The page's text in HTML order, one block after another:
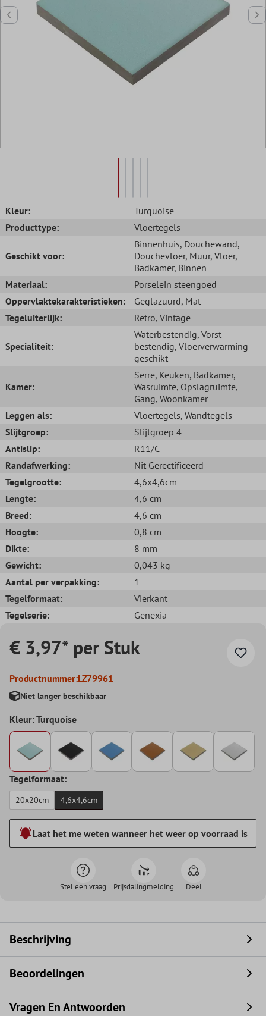
Kleur:
Turquoise
Producttype:
Vloertegels
Geschikt voor:
Binnenhuis, Douchewand,
Douchevloer, Muur, Vloer,
Badkamer, Binnen
Materiaal:
Porselein steengoed
Oppervlaktekarakteristieken:
Geglazuurd, Mat
Tegeluiterlijk:
Retro, Vintage
Specialiteit:
Waterbestendig, Vorst-
bestendig, Vloerverwarming
geschikt
Kamer:
Serre, Keuken, Badkamer,
Wasruimte, Opslagruimte,
Gang, Woonkamer
Leggen als:
Vloertegels, Wandtegels
Slijtgroep:
Slijtgroep 4
Antislip:
R11/C
Randafwerking:
Nit Gerectificeerd
Tegelgrootte:
4,6x4,6cm
Lengte:
4,6 cm
Breed:
4,6 cm
Hoogte:
0,8 cm
Dikte:
8 mm
Gewicht:
0,043 kg
Aantal per verpakking:
1
Tegelformaat:
Vierkant
Tegelserie:
Genexia
€ 3,97* per Stuk
Productnummer:LZ79961
Niet langer beschikbaar
Kleur: Turquoise
Tegelformaat:
20x20cm 4,6x4,6cm
Laat het me weten wanneer het weer op voorraad is
Stel een vraag Prijsdalingmelding Deel
Beschrijving
Beoordelingen
Vragen En Antwoorden